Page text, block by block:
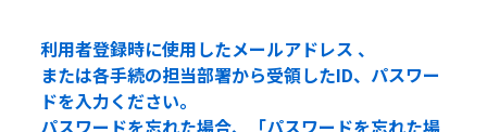
利用者登録時に使用したメールアドレス 、
または各手続の担当部署から受領したID、パスワー
ドを入力ください。
パスワードを忘れた場合、「パスワードを忘れた場